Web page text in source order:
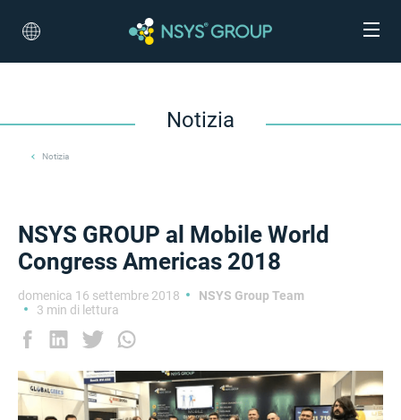
Notizia
Notizia
NSYS GROUP al Mobile World
Congress Americas 2018
domenica 16 settembre 2018
NSYS Group Team
3 min di lettura